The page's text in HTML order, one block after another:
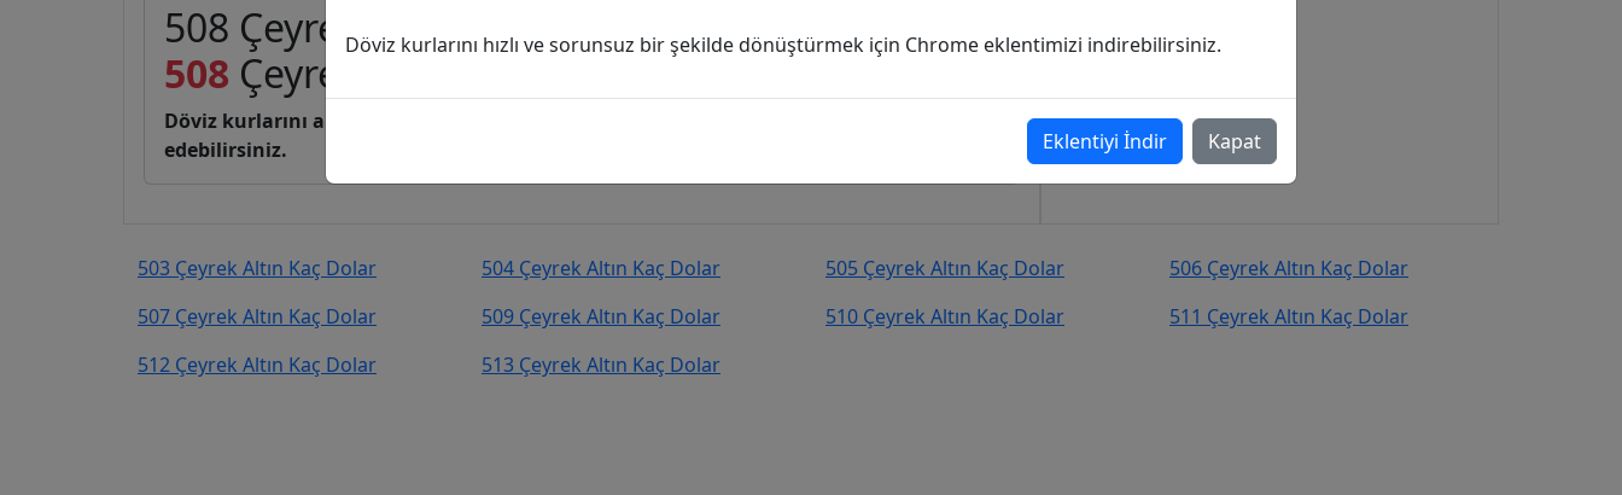
508 Çeyrek Altın (C) kaç Dolar (USD)?
508 Çeyrek Altın Dolar (USD)
Döviz kurlarını anlık, canlı, basit bir şekilde kurcevir.net adresinden takip
edebilirsiniz.
503 Çeyrek Altın Kaç Dolar 504 Çeyrek Altın Kaç Dolar 505 Çeyrek Altın Kaç Dolar
506 Çeyrek Altın Kaç Dolar
507 Çeyrek Altın Kaç Dolar
509 Çeyrek Altın Kaç Dolar 510 Çeyrek Altın Kaç Dolar
511 Çeyrek Altın Kaç Dolar
512 Çeyrek Altın Kaç Dolar
513 Çeyrek Altın Kaç Dolar
Döviz kurlarını hızlı ve sorunsuz bir şekilde dönüştürmek için Chrome eklentimizi indirebilirsiniz.
Eklentiyi İndir Kapat